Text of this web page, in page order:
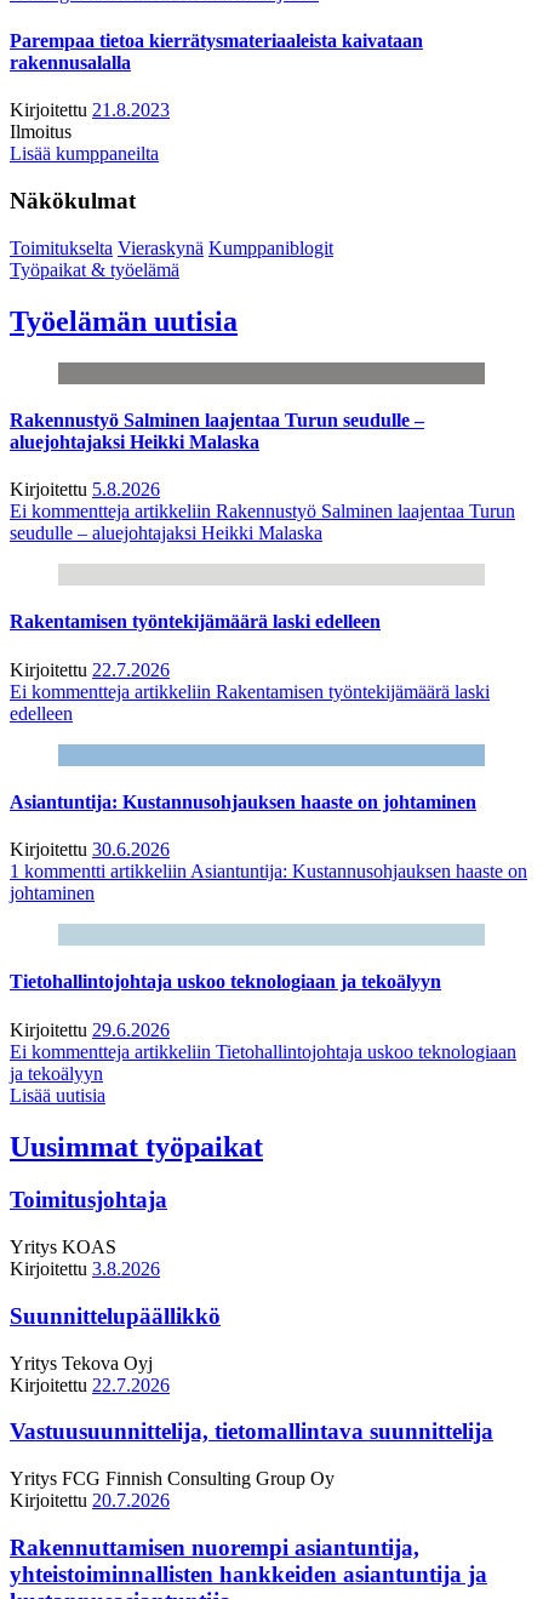
Parempaa tietoa kierrätysmateriaaleista kaivataan
rakennusalalla
Kirjoitettu 21.8.2023
Ilmoitus
Lisää kumppaneilta
Näkökulmat
Toimitukselta Vieraskynä Kumppaniblogit
Työpaikat & työelämä
Työelämän uutisia
Rakennustyö Salminen laajentaa Turun seudulle –
aluejohtajaksi Heikki Malaska
Kirjoitettu 5.8.2026
Ei kommentteja artikkeliin Rakennustyö Salminen laajentaa Turun
seudulle – aluejohtajaksi Heikki Malaska
Rakentamisen työntekijämäärä laski edelleen
Kirjoitettu 22.7.2026
Ei kommentteja artikkeliin Rakentamisen työntekijämäärä laski
edelleen
Asiantuntija: Kustannusohjauksen haaste on johtaminen
Kirjoitettu 30.6.2026
1 kommentti artikkeliin Asiantuntija: Kustannusohjauksen haaste on
johtaminen
Tietohallintojohtaja uskoo teknologiaan ja tekoälyyn
Kirjoitettu 29.6.2026
Ei kommentteja artikkeliin Tietohallintojohtaja uskoo teknologiaan
ja tekoälyyn
Lisää uutisia
Uusimmat työpaikat
Toimitusjohtaja
Yritys KOAS
Kirjoitettu 3.8.2026
Suunnittelupäällikkö
Yritys Tekova Oyj
Kirjoitettu 22.7.2026
Vastuusuunnittelija, tietomallintava suunnittelija
Yritys FCG Finnish Consulting Group Oy
Kirjoitettu 20.7.2026
Rakennuttamisen nuorempi asiantuntija,
yhteistoiminnallisten hankkeiden asiantuntija ja